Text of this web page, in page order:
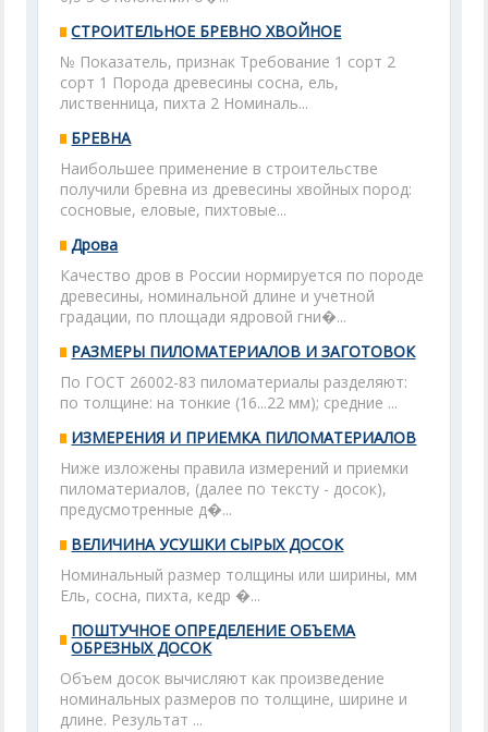
СТРОИТЕЛЬНОЕ БРЕВНО ХВОЙНОЕ
№ Показатель, признак Требование 1 сорт 2
сорт 1 Порода древесины сосна, ель,
лиственница, пихта 2 Номиналь...
БРЕВНА
Наибольшее применение в строительстве
получили бревна из древесины хвойных пород:
сосновые, еловые, пихтовые...
Дрова
Качество дров в России нормируется по породе
древесины, номинальной длине и учетной
градации, по площади ядровой гни�...
РАЗМЕРЫ ПИЛОМАТЕРИАЛОВ И ЗАГОТОВОК
По ГОСТ 26002-83 пиломатериалы разделяют:
по толщине: на тонкие (16...22 мм); средние ...
ИЗМЕРЕНИЯ И ПРИЕМКА ПИЛОМАТЕРИАЛОВ
Ниже изложены правила измерений и приемки
пиломатериалов, (далее по тексту - досок),
предусмотренные д�...
ВЕЛИЧИНА УСУШКИ СЫРЫХ ДОСОК
Номинальный размер толщины или ширины, мм
Ель, сосна, пихта, кедр �...
ПОШТУЧНОЕ ОПРЕДЕЛЕНИЕ ОБЪЕМА
ОБРЕЗНЫХ ДОСОК
Объем досок вычисляют как произведение
номинальных размеров по толщине, ширине и
длине. Результат ...